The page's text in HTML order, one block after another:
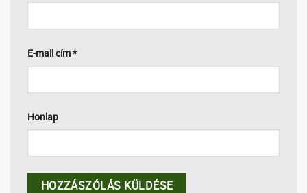
E-mail cím*
Honlap